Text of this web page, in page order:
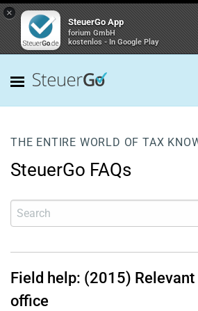
×
SteuerGo App
forium GmbH
kostenlos - In Google Play
THE ENTIRE WORLD OF TAX
SteuerGo FAQs
Field help: (2015)
office